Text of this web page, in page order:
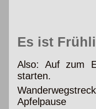
Es ist
Also: Auf zum
starten.
Apfelpause